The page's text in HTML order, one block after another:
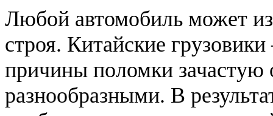
Любой автомобиль может
строя. Китайские
причины поломки
разнообразными. В